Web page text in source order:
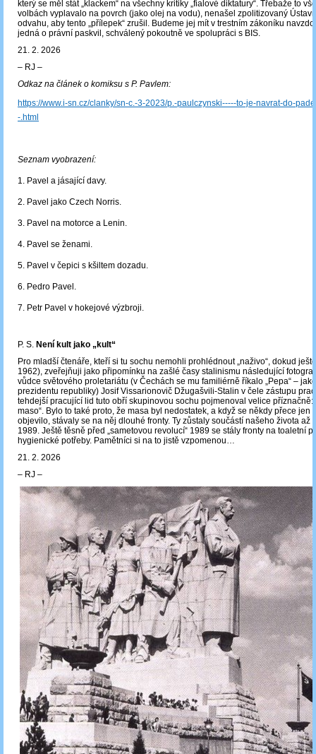
který se měl stát „klackem“ na všechny kritiky „fialové diktatury“. Třebaže to
volbách vyplavalo na povrch (jako olej na vodu), nenašel zpolitizovaný
odvahu, aby tento „přílepek“ zrušil. Budeme jej mít v trestním zákoníku
jedná o právní paskvil, schválený pokoutně ve spolupráci s BIS.
21. 2. 2026
‒ RJ ‒
Odkaz na článek o komiksu s P. Pavlem:
https://www.i-sn.cz/clanky/sn-c.-3-2023/p.-paulczynski-----to-je-navrat-do-
-.html
Seznam vyobrazení:
1. Pavel a jásající davy.
2. Pavel jako Czech Norris.
3. Pavel na motorce a Lenin.
4. Pavel se ženami.
5. Pavel v čepici s kšiltem dozadu.
6. Pedro Pavel.
7. Petr Pavel v hokejové výzbroji.
P. S. Není kult jako „kult“
Pro mladší čtenáře, kteří si tu sochu nemohli prohlédnout „naživo“, dokud
1962), zveřejňuji jako připomínku na zašlé časy stalinismu následující
vůdce světového proletariátu (v Čechách se mu familiérně říkalo „Pepa“ ‒
prezidentu republiky) Josif Vissarionovič Džugašvili-Stalin v čele zástupu
tehdejší pracující lid tuto obří skupinovou sochu pojmenoval velice příznačně:
maso“. Bylo to také proto, že masa byl nedostatek, a když se někdy přece jen
objevilo, stávaly se na něj dlouhé fronty. Ty zůstaly součástí našeho života až
1989. Ještě těsně před „sametovou revolucí“ 1989 se stály fronty na toaletní
hygienické potřeby. Pamětníci si na to jistě vzpomenou…
21. 2. 2026
‒ RJ ‒